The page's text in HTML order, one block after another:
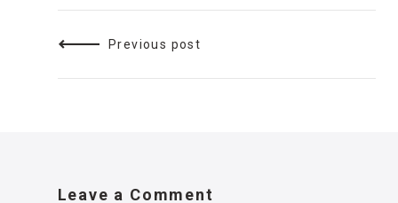
Previous post
Leave a Comment